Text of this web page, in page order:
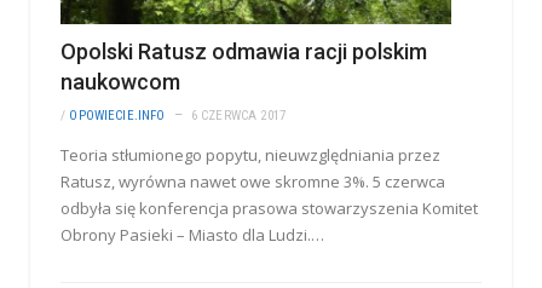
Opolski Ratusz odmawia racji polskim
naukowcom
/ OPOWIECIE.INFO 6 CZERWCA 2017
Teoria stłumionego popytu, nieuwzględniania przez
Ratusz, wyrówna nawet owe skromne 3%. 5 czerwca
odbyła się konferencja prasowa stowarzyszenia Komitet
Obrony Pasieki – Miasto dla Ludzi.…